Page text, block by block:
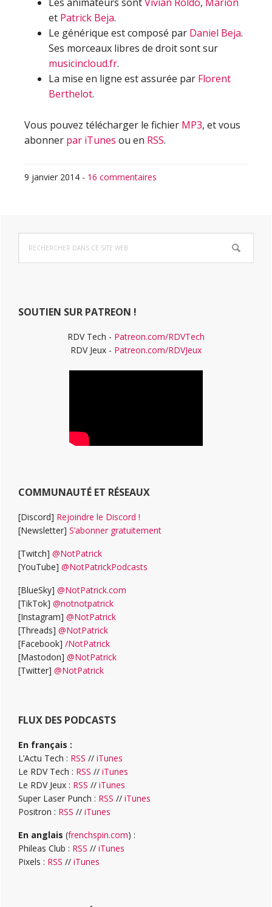
et Patrick Beja.
Le générique est composé par Daniel Beja.
Ses morceaux libres de droit sont sur
musicincloud.fr.
La mise en ligne est assurée par Florent
Berthelot.
Vous pouvez télécharger le fichier MP3, et vous
abonner par iTunes ou en RSS.
9 janvier 2014 - 16 commentaires
Barre
latérale
dans
ce
SOUTIEN SUR PATREON !
RDV Tech - Patreon.com/RDVTech
RDV Jeux - Patreon.com/RDVJeux
COMMUNAUTÉ ET RÉSEAUX
[Discord] Rejoindre le Discord !
[Newsletter] S’abonner gratuitement
[Twitch] @NotPatrick
[YouTube] @NotPatrickPodcasts
[BlueSky] @NotPatrick.com
[TikTok] @notnotpatrick
[Instagram] @NotPatrick
[Threads] @NotPatrick
[Facebook] /NotPatrick
[Mastodon] @NotPatrick
[Twitter] @NotPatrick
FLUX DES PODCASTS
En français :
L’Actu Tech : RSS // iTunes
Le RDV Tech : RSS // iTunes
Le RDV Jeux : RSS // iTunes
Super Laser Punch : RSS // iTunes
Positron : RSS // iTunes
En anglais (frenchspin.com) :
Phileas Club : RSS // iTunes
Pixels : RSS // iTunes